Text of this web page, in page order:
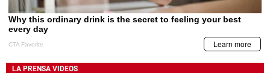
LA PRENSA VIDEOS